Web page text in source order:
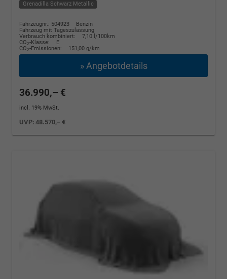
Grenadilla Schwarz Metallic
Fahrzeugnr.: 504923
Benzin
Fahrzeug mit Tageszulassung
Verbrauch kombiniert:
7,10 l/100km
CO2-Klasse:
E
CO2-Emissionen: 151,00 g/km
» Angebotdetails
36.990,– €
incl. 19% MwSt.
UVP:48.570,– €